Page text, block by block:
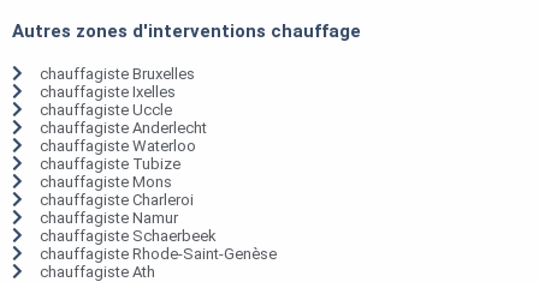
Autres zones d'interventions chauffage
chauffagiste Bruxelles
chauffagiste Ixelles
chauffagiste Uccle
chauffagiste Anderlecht
chauffagiste Waterloo
chauffagiste Tubize
chauffagiste Mons
chauffagiste Charleroi
chauffagiste Namur
chauffagiste Schaerbeek
chauffagiste Rhode-Saint-Genèse
chauffagiste Ath